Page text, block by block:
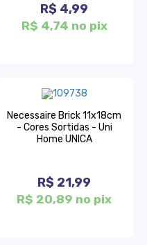
R$ 4,99
R$ 4,74 no pix
Necessaire Brick 11x18cm
- Cores Sortidas - Uni
Home UNICA
R$ 21,99
R$ 20,89 no pix